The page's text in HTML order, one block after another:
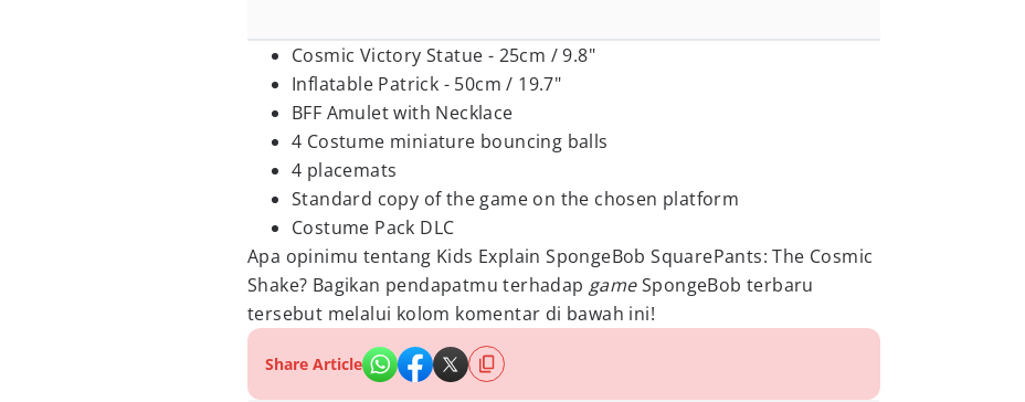
Cosmic Victory Statue - 25cm / 9.8"
Inflatable Patrick - 50cm / 19.7"
BFF Amulet with Necklace
4 Costume miniature bouncing balls
4 placemats
Standard copy of the game on the chosen platform
Costume Pack DLC
Apa opinimu tentang Kids Explain SpongeBob SquarePants: The Cosmic
Shake? Bagikan pendapatmu terhadap gameSpongeBob terbaru
tersebut melalui kolom komentar di bawah ini!
Share Article